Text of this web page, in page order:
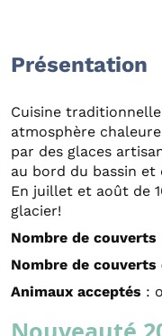
Présentation
Cuisine
atmosphère
par des glaces
au bord du bassin et
En juillet et août de
glacier!
Nombre de couverts
Nombre de couverts
Animaux acceptés :